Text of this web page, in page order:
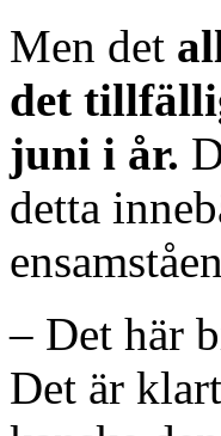
Men det
det
juni i år.
detta
– Det här
Det är